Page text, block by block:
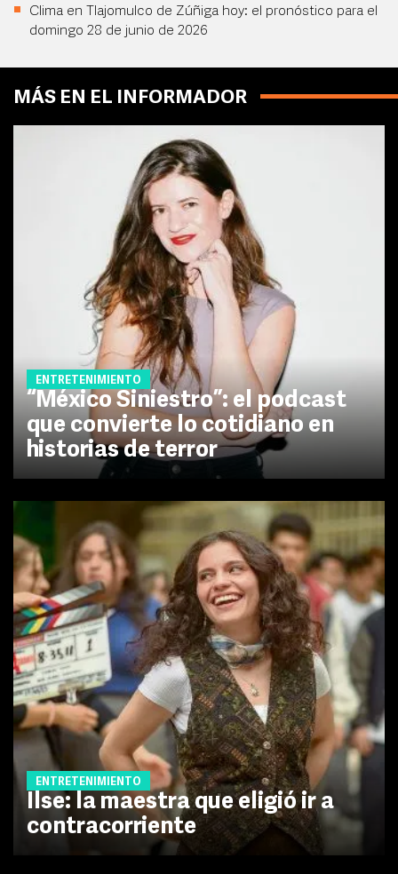
Clima en Tlajomulco de Zúñiga hoy: el pronóstico para el
domingo 28 de junio de 2026
MÁS EN EL INFORMADOR
ENTRETENIMIENTO
“México Siniestro”: el podcast
que convierte lo cotidiano en
historias de terror
ENTRETENIMIENTO
Ilse: la maestra que eligió ir a
contracorriente